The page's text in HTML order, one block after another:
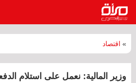
» اقتصاد
وزير المالية: نعمل على استلام